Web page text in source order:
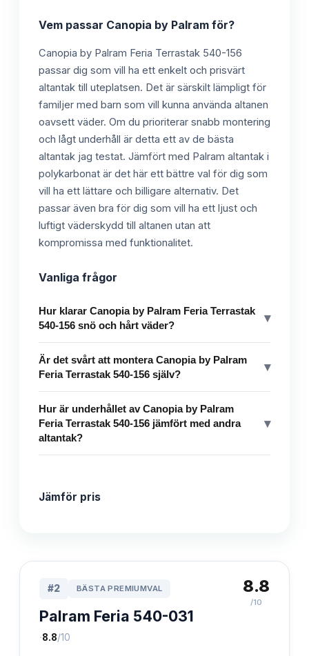
Vem passar Canopia by Palram för?
Canopia by Palram Feria Terrastak 540-156
passar dig som vill ha ett enkelt och prisvärt
altantak till uteplatsen. Det är särskilt lämpligt för
familjer med barn som vill kunna använda altanen
oavsett väder. Om du prioriterar snabb montering
och lågt underhåll är detta ett av de bästa
altantak jag testat. Jämfört med Palram altantak i
polykarbonat är det här ett bättre val för dig som
vill ha ett lättare och billigare alternativ. Det
passar även bra för dig som vill ha ett ljust och
luftigt väderskydd till altanen utan att
kompromissa med funktionalitet.
Vanliga frågor
Hur klarar Canopia by Palram Feria Terrastak
540-156 snö och hårt väder?
▾
Är det svårt att montera Canopia by Palram
Feria Terrastak 540-156 själv?
▾
Hur är underhållet av Canopia by Palram
Feria Terrastak 540-156 jämfört med andra
altantak?
▾
Jämför pris
#2 BÄSTA PREMIUMVAL
Palram Feria 540-031
·8.8/10
8.8
/10